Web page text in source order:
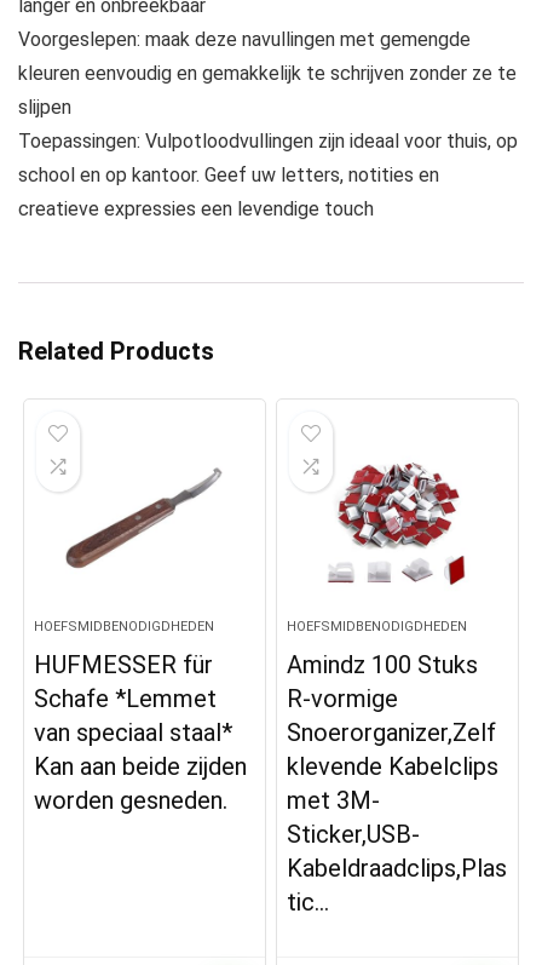
langer en onbreekbaar
Voorgeslepen: maak deze navullingen met gemengde
kleuren eenvoudig en gemakkelijk te schrijven zonder ze te
slijpen
Toepassingen: Vulpotloodvullingen zijn ideaal voor thuis, op
school en op kantoor. Geef uw letters, notities en
creatieve expressies een levendige touch
Related Products
HOEFSMIDBENODIGDHEDEN
HUFMESSER für
Schafe *Lemmet
van speciaal staal*
Kan aan beide zijden
worden gesneden.
HOEFSMIDBENODIGDHEDEN
Amindz 100 Stuks
R-vormige
Snoerorganizer,Zelf
klevende Kabelclips
met 3M-
Sticker,USB-
Kabeldraadclips,Plas
tic…